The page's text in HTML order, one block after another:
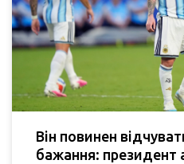
Він повинен
бажання: президент